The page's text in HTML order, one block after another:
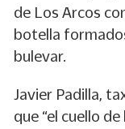
de Los Arcos
botella
bulevar.
Javier Padilla,
que “el cuello